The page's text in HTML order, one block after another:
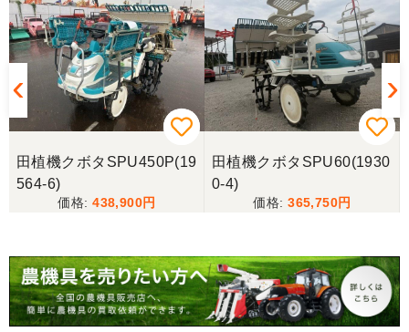
岐阜県／長池松広
この度は、コンバイン購入に際しまして、納品日に
際しては、ご配慮頂き誠にありがとうございまし
た。本当に助かりました。
急なお願いにも対応ありがとうございました。 あり
がとうございました。 親切に対応していただきまし
岐阜県／横倉林
ありがとうございます。
田植機クボタSPU450P(19
564-6)
438,900
田植機クボタSPU60(1930
0-4)
365,750